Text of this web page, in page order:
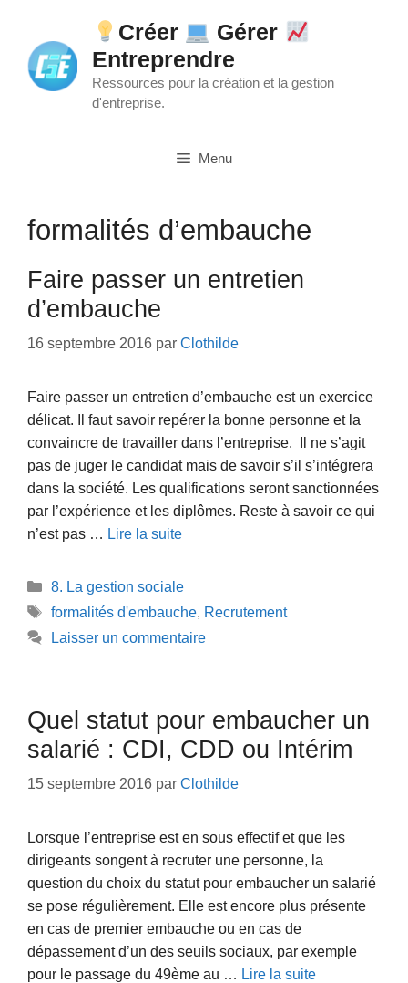
contenu
Créer
Gérer
Entreprendre
Ressources pour la création et la gestion
d'entreprise.
Menu
formalités d’embauche
Faire passer un entretien
d’embauche
16 septembre 2016 par Clothilde
Faire passer un entretien d’embauche est un exercice
délicat. Il faut savoir repérer la bonne personne et la
convaincre de travailler dans l’entreprise. Il ne s’agit
pas de juger le candidat mais de savoir s’il s’intégrera
dans la société. Les qualifications seront sanctionnées
par l’expérience et les diplômes. Reste à savoir ce qui
n’est pas … Lire la suite
Catégories
8. La gestion sociale
Étiquettes
formalités d'embauche, Recrutement
Laisser un commentaire
Quel statut pour embaucher un
salarié : CDI, CDD ou Intérim
15 septembre 2016 par Clothilde
Lorsque l’entreprise est en sous effectif et que les
dirigeants songent à recruter une personne, la
question du choix du statut pour embaucher un salarié
se pose régulièrement. Elle est encore plus présente
en cas de premier embauche ou en cas de
dépassement d’un des seuils sociaux, par exemple
pour le passage du 49ème au … Lire la suite